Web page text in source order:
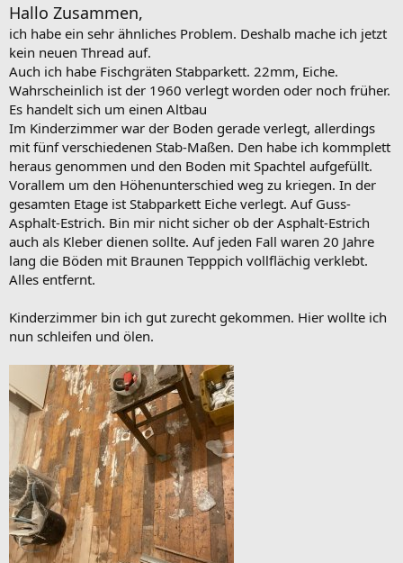
Hallo Zusammen,
ich habe ein sehr ähnliches Problem. Deshalb mache ich jetzt
kein neuen Thread auf.
Auch ich habe Fischgräten Stabparkett. 22mm, Eiche.
Wahrscheinlich ist der 1960 verlegt worden oder noch früher.
Es handelt sich um einen Altbau
Im Kinderzimmer war der Boden gerade verlegt, allerdings
mit fünf verschiedenen Stab-Maßen. Den habe ich kommplett
heraus genommen und den Boden mit Spachtel aufgefüllt.
Vorallem um den Höhenunterschied weg zu kriegen. In der
gesamten Etage ist Stabparkett Eiche verlegt. Auf Guss-
Asphalt-Estrich. Bin mir nicht sicher ob der Asphalt-Estrich
auch als Kleber dienen sollte. Auf jeden Fall waren 20 Jahre
lang die Böden mit Braunen Tepppich vollflächig verklebt.
Alles entfernt.
Kinderzimmer bin ich gut zurecht gekommen. Hier wollte ich
nun schleifen und ölen.